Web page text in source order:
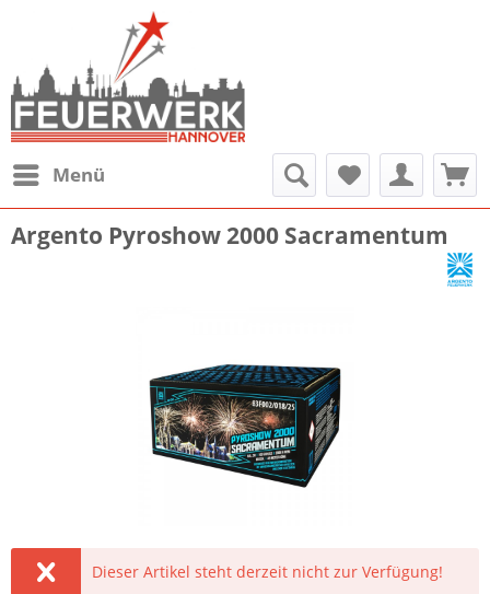
Menü
Argento Pyroshow 2000 Sacramentum
Dieser Artikel steht derzeit nicht zur Verfügung!